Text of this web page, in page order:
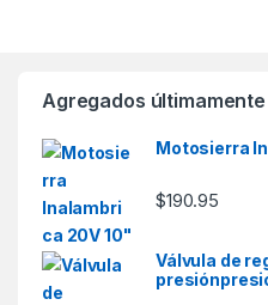
Agregados últimamente
Motosierra
$190.95
Válvula de